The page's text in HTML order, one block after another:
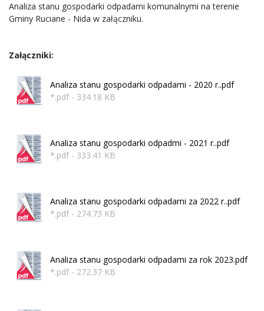
Analiza stanu gospodarki odpadami komunalnymi na terenie
Gminy Ruciane - Nida w załączniku.
Załączniki:
Analiza stanu gospodarki odpadami - 2020 r..pdf
*.pdf - 334.18 KB
Analiza stanu gospodarki odpadmi - 2021 r..pdf
*.pdf - 333.41 KB
Analiza stanu gospodarki odpadami za 2022 r..pdf
*.pdf - 274.73 KB
Analiza stanu gospodarki odpadami za rok 2023.pdf
*.pdf - 272.37 KB